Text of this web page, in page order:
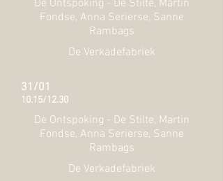
De Ontspoking - De Stilte, Martin
Fondse, Anna Serierse, Sanne
Rambags
De Verkadefabriek
31/01
10.15/12.30
De Ontspoking - De Stilte, Martin
Fondse, Anna Serierse, Sanne
Rambags
De Verkadefabriek